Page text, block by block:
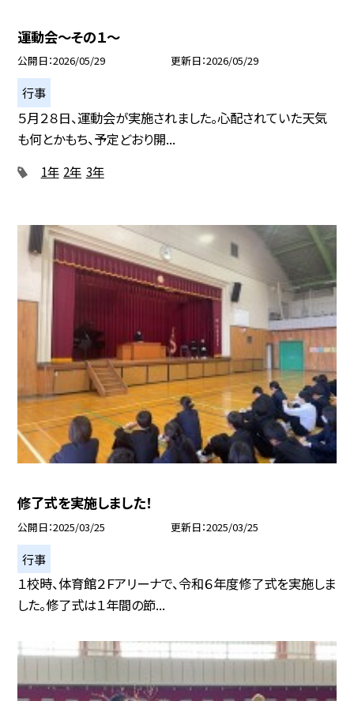
運動会～その１～
公開日 2026/05/29 更新日 2026/05/29
行事
５月２８日、運動会が実施されました。心配されていた天気
も何とかもち、予定どおり開...
1年 2年 3年
修了式を実施しました！
公開日 2025/03/25 更新日 2025/03/25
行事
１校時、体育館２Ｆアリーナで、令和６年度修了式を実施しま
した。修了式は１年間の節...